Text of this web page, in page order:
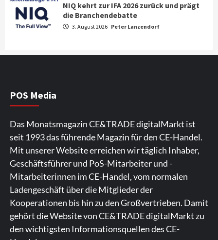
News aus dem Internet
Großer Bild-Vergleichstest 55-Zoll
Fernsehgeräte
5
6
CHERRY baut Vertriebsteam in
strategisch wichtigen Märkten aus
7
Smart Living Top Story
Verbraucher setzen immer mehr auf
Klimageräte und Ventilatoren
NIQ kehrt zur IFA 2026 zurück und prägt
die Branchendebatte
3. August 2026 Peter Lanzendorf
POS Media
Das Monatsmagazin CE&TRADE digitalMarkt ist
seit 1993 das führende Magazin für den CE-Handel.
Mit unserer Website erreichen wir täglich Inhaber,
Geschäftsführer und PoS-Mitarbeiter und -
Mitarbeiterinnen im CE-Handel, vom normalen
Ladengeschäft über die Mitglieder der
Kooperationen bis hin zu den Großvertrieben. Damit
gehört die Website von CE&TRADE digitalMarkt zu
den wichtigsten Informationsquellen des CE-